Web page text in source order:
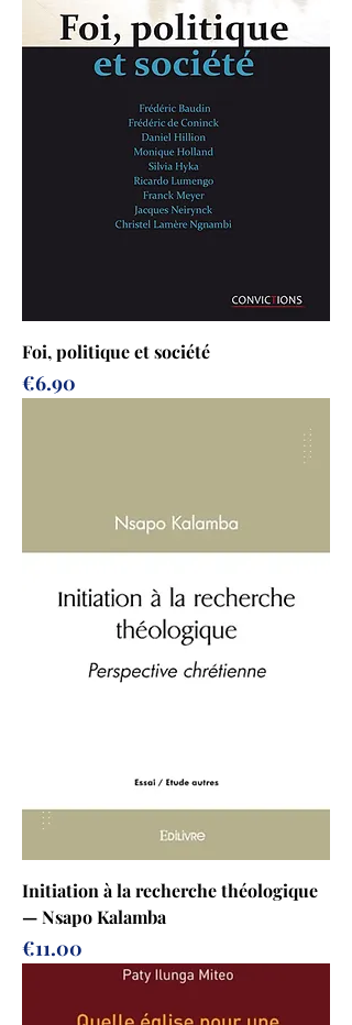
Foi, politique et société
Price
€6.90
Initiation à la recherche théologique
— Nsapo Kalamba
Price
€11.00